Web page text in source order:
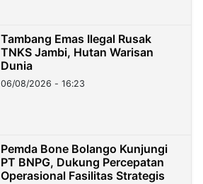
Tambang Emas Ilegal Rusak
TNKS Jambi, Hutan Warisan
Dunia
06/08/2026 - 16:23
Pemda Bone Bolango Kunjungi
PT BNPG, Dukung Percepatan
Operasional Fasilitas Strategis